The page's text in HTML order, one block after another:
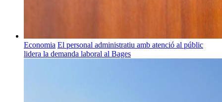
Economia El personal administratiu amb atenció al públic
lidera la demanda laboral al Bages